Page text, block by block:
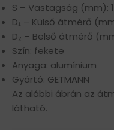
S – Vastagság (mm):
D₁ – Külső átmérő
D₂ – Belső átmérő
Szín: fekete
Anyaga: alumínium
Gyártó: GETMANN
Az alábbi ábrán az
látható.